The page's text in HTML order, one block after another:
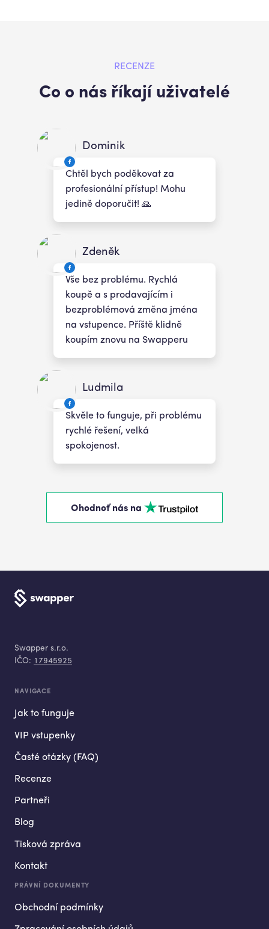
RECENZE
Co o nás říkají uživatelé
Dominik
Chtěl bych poděkovat za
profesionální přístup! Mohu
jedině doporučit! 🙏
Zdeněk
Vše bez problému. Rychlá
koupě a s prodavajícím i
bezproblémová změna jména
na vstupence. Příště klidně
koupím znovu na Swapperu
Ludmila
Skvěle to funguje, při problému
rychlé řešení, velká
spokojenost.
Ohodnoť nás na
Swapper s.r.o.
IČO: 17945925
NAVIGACE
Jak to funguje
VIP vstupenky
Časté otázky (FAQ)
Recenze
Partneři
Blog
Tisková zpráva
Kontakt
PRÁVNÍ DOKUMENTY
Obchodní podmínky